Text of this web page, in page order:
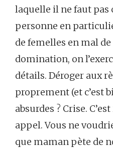
laquelle il ne faut pas
personne en
de femelles en mal
domination, on
détails. Déroger aux
proprement (et c’est
absurdes ? Crise.
appel. Vous ne
que maman pète de